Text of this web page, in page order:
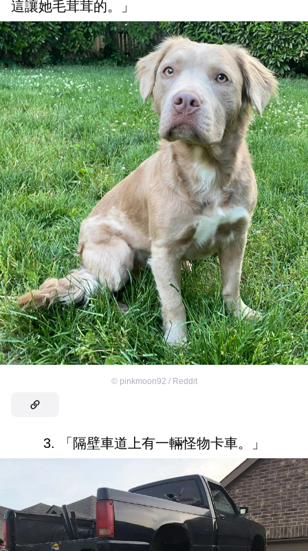
這讓她毛茸茸的。」
© pinkmoon92 / Reddit
3. 「隔壁車道上有一輛怪物卡車。」